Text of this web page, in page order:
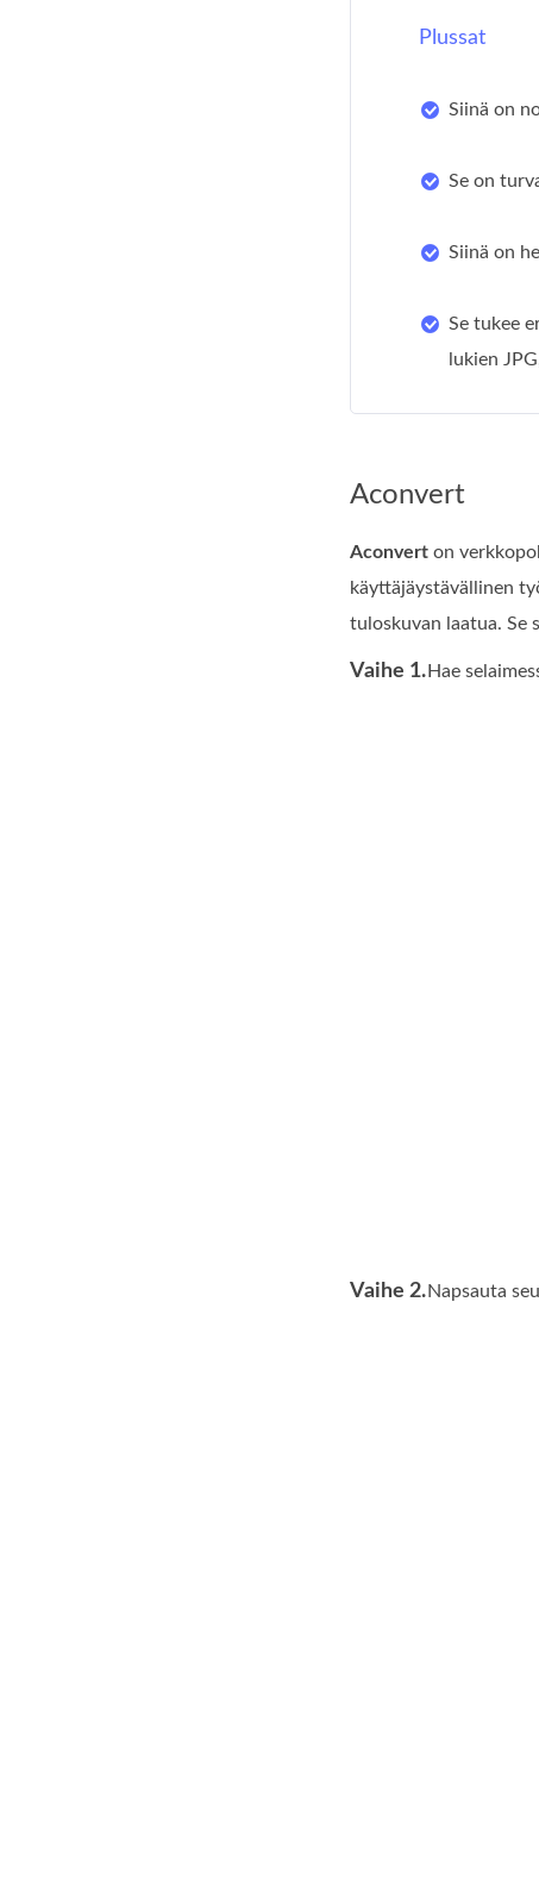
Plussat
Siinä on
Se on
Siinä on
Se tukee
lukien
Aconvert
Aconvert on
käyttäjäystävällinen
tuloskuvan laatua. Se
Vaihe 1. Hae
Vaihe 2.Napsauta